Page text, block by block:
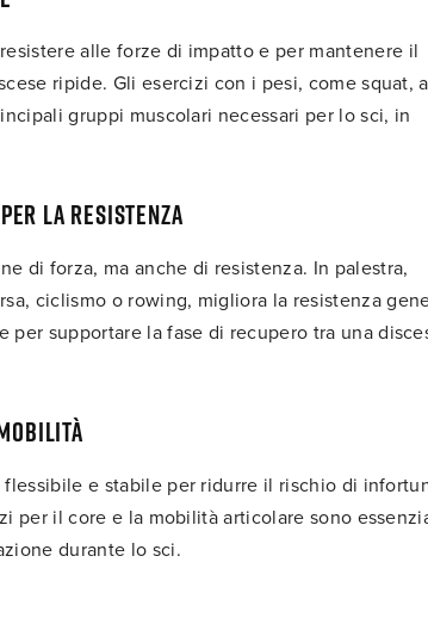
alle forze di impatto e per mantenere il
ripide. Gli esercizi con i pesi, come squat,
gruppi muscolari necessari per lo sci, in
la resistenza
di forza, ma anche di resistenza. In palestra,
ciclismo o rowing, migliora la resistenza
supportare la fase di recupero tra una
e stabile per ridurre il rischio di
per il core e la mobilità articolare sono
durante lo sci.